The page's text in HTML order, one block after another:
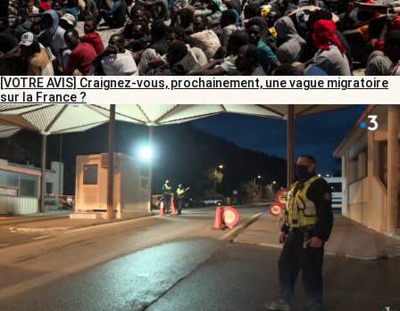
[VOTRE AVIS] Craignez-vous, prochainement, une vague migratoire
sur la France ?